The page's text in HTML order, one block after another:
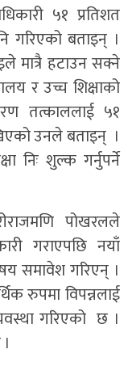
५१ प्रतिशत
गरिएको बताइन् ।
मात्रै हटाउन सक्ने
र उच्च शिक्षाको
तत्काललाई ५१
उनले बताइन् ।
निः शुल्क गर्नुपर्ने
पोखरलले
गराएपछि नयाँ
समावेश गरिएन् ।
रुपमा विपन्नलाई
गरिएको छ ।